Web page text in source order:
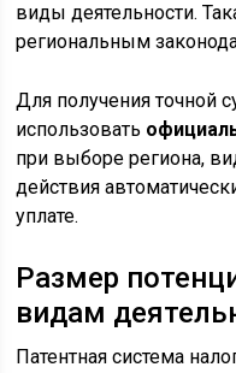
виды деятельности.
региональным
Для получения точной
использовать
при выборе региона,
действия
уплате.
Размер
видам
Патентная система